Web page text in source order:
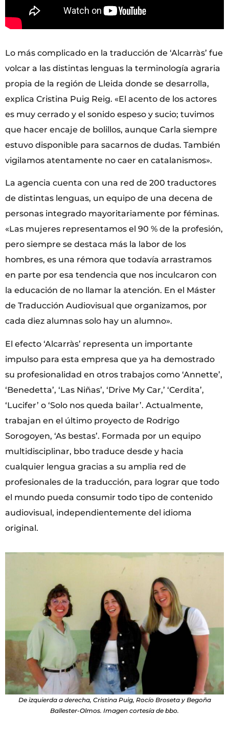
Lo más complicado en la traducción de ‘Alcarràs’ fue
volcar a las distintas lenguas la terminología agraria
propia de la región de Lleida donde se desarrolla,
explica Cristina Puig Reig. «El acento de los actores
es muy cerrado y el sonido espeso y sucio; tuvimos
que hacer encaje de bolillos, aunque Carla siempre
estuvo disponible para sacarnos de dudas. También
vigilamos atentamente no caer en catalanismos».
La agencia cuenta con una red de 200 traductores
de distintas lenguas, un equipo de una decena de
personas integrado mayoritariamente por féminas.
«Las mujeres representamos el 90 % de la profesión,
pero siempre se destaca más la labor de los
hombres, es una rémora que todavía arrastramos
en parte por esa tendencia que nos inculcaron con
la educación de no llamar la atención. En el Máster
de Traducción Audiovisual que organizamos, por
cada diez alumnas solo hay un alumno».
El efecto ‘Alcarràs’ representa un importante
impulso para esta empresa que ya ha demostrado
su profesionalidad en otros trabajos como ‘Annette’,
‘Benedetta’, ‘Las Niñas’, ‘Drive My Car,’ ‘Cerdita’,
‘Lucifer’ o ‘Solo nos queda bailar’. Actualmente,
trabajan en el último proyecto de Rodrigo
Sorogoyen, ‘As bestas’. Formada por un equipo
multidisciplinar, bbo traduce desde y hacia
cualquier lengua gracias a su amplia red de
profesionales de la traducción, para lograr que todo
el mundo pueda consumir todo tipo de contenido
audiovisual, independientemente del idioma
original.
De izquierda a derecha, Cristina Puig, Rocío Broseta y Begoña
Ballester-Olmos. Imagen cortesía de bbo.